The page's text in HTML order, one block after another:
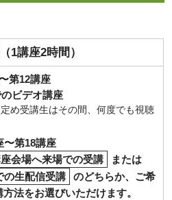
1講座2時間）
第12講座
ビデオ講座
定め受講生はその間、何度でも視聴
〜第18講座
会場へ来場での受講
または
の生配信受講
のどちらか、ご希
法をお選びいただけます。